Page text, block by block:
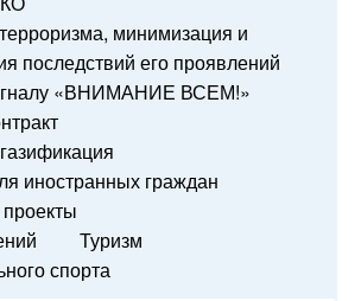
минимизация и
последствий его проявлений
«ВНИМАНИЕ ВСЕМ!»
иностранных граждан
Туризм
спорта